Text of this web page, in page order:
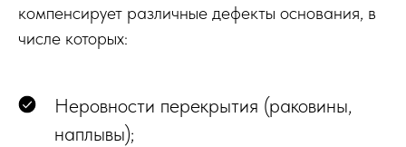
компенсирует различные дефекты основания, в
числе которых:
Неровности перекрытия (раковины,
наплывы);